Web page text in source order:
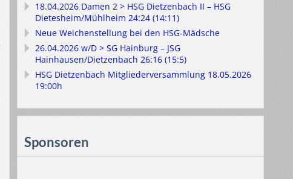
18.04.2026 Damen 2 > HSG Dietzenbach II – HSG
Dietesheim/Mühlheim 24:24 (14:11)
Neue Weichenstellung bei den HSG-Mädsche
26.04.2026 w/D > SG Hainburg – JSG
Hainhausen/Dietzenbach 26:16 (15:5)
HSG Dietzenbach Mitgliederversammlung 18.05.2026
19:00h
Sponsoren